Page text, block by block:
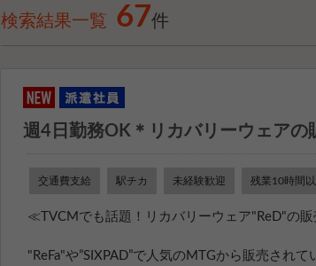
検索結果一覧 67件
週4日勤務OK＊リカバリーウェアの
交通費支給 駅チカ 未経験歓迎 残業10時間
≪TVCMでも話題！リカバリーウェア"ReD"の
"ReFa"や”SIXPAD”で人気のMTGから販売され